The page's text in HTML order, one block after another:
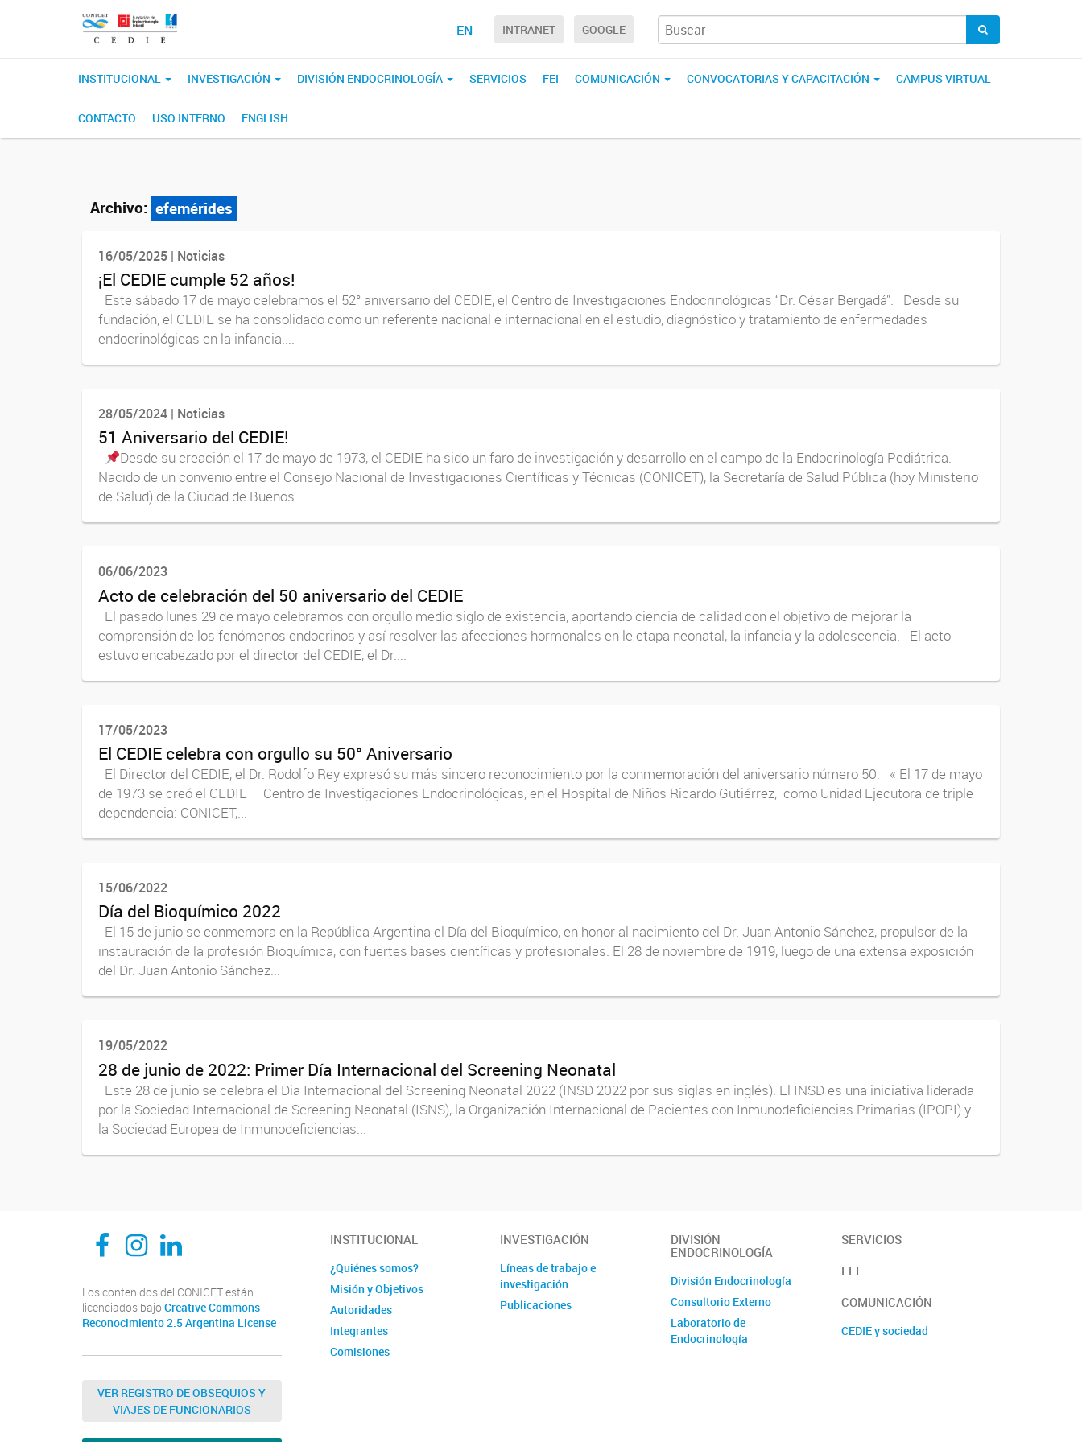
EN INTRANET GOOGLE
INSTITUCIONAL INVESTIGACIÓN DIVISIÓN ENDOCRINOLOGÍA SERVICIOS FEI COMUNICACIÓN CONVOCATORIAS Y CAPACITACIÓN CAMPUS VIRTUAL
CONTACTO USO INTERNO ENGLISH
Archivo: efemérides
16/05/2025 | Noticias
¡El CEDIE cumple 52 años!
Este sábado 17 de mayo celebramos el 52° aniversario del CEDIE, el Centro de Investigaciones Endocrinológicas “Dr. César Bergadá”. Desde su
fundación, el CEDIE se ha consolidado como un referente nacional e internacional en el estudio, diagnóstico y tratamiento de enfermedades
endocrinológicas en la infancia....
28/05/2024 | Noticias
51 Aniversario del CEDIE!
Desde su creación el 17 de mayo de 1973, el CEDIE ha sido un faro de investigación y desarrollo en el campo de la Endocrinología Pediátrica.
Nacido de un convenio entre el Consejo Nacional de Investigaciones Científicas y Técnicas (CONICET), la Secretaría de Salud Pública (hoy Ministerio
de Salud) de la Ciudad de Buenos...
06/06/2023
Acto de celebración del 50 aniversario del CEDIE
El pasado lunes 29 de mayo celebramos con orgullo medio siglo de existencia, aportando ciencia de calidad con el objetivo de mejorar la
comprensión de los fenómenos endocrinos y así resolver las afecciones hormonales en le etapa neonatal, la infancia y la adolescencia. El acto
estuvo encabezado por el director del CEDIE, el Dr....
17/05/2023
El CEDIE celebra con orgullo su 50° Aniversario
El Director del CEDIE, el Dr. Rodolfo Rey expresó su más sincero reconocimiento por la conmemoración del aniversario número 50: « El 17 de mayo
de 1973 se creó el CEDIE – Centro de Investigaciones Endocrinológicas, en el Hospital de Niños Ricardo Gutiérrez, como Unidad Ejecutora de triple
dependencia: CONICET,...
15/06/2022
Día del Bioquímico 2022
El 15 de junio se conmemora en la República Argentina el Día del Bioquímico, en honor al nacimiento del Dr. Juan Antonio Sánchez, propulsor de la
instauración de la profesión Bioquímica, con fuertes bases científicas y profesionales. El 28 de noviembre de 1919, luego de una extensa exposición
del Dr. Juan Antonio Sánchez...
19/05/2022
28 de junio de 2022: Primer Día Internacional del Screening Neonatal
Este 28 de junio se celebra el Dia Internacional del Screening Neonatal 2022 (INSD 2022 por sus siglas en inglés). El INSD es una iniciativa liderada
por la Sociedad Internacional de Screening Neonatal (ISNS), la Organización Internacional de Pacientes con Inmunodeficiencias Primarias (IPOPI) y
la Sociedad Europea de Inmunodeficiencias...
CEDIE, Centro de Investigaciones Endocrinológicas Dr. César Bergadá
CEDIE, Centro de Investigaciones Endocrinológicas Dr. César Bergadá
CEDIE, Centro de Investigaciones Endocrinológicas Dr. César Bergadá
Los contenidos del CONICET están
licenciados bajo Creative Commons
Reconocimiento 2.5 Argentina License
VER REGISTRO DE OBSEQUIOS Y
VIAJES DE FUNCIONARIOS
INSTITUCIONAL
¿Quiénes somos?
Misión y Objetivos
Autoridades
Integrantes
Comisiones
INVESTIGACIÓN
Líneas de trabajo e
investigación
Publicaciones
DIVISIÓN
ENDOCRINOLOGÍA
División Endocrinología
Consultorio Externo
Laboratorio de
Endocrinología
SERVICIOS
FEI
COMUNICACIÓN
CEDIE y sociedad